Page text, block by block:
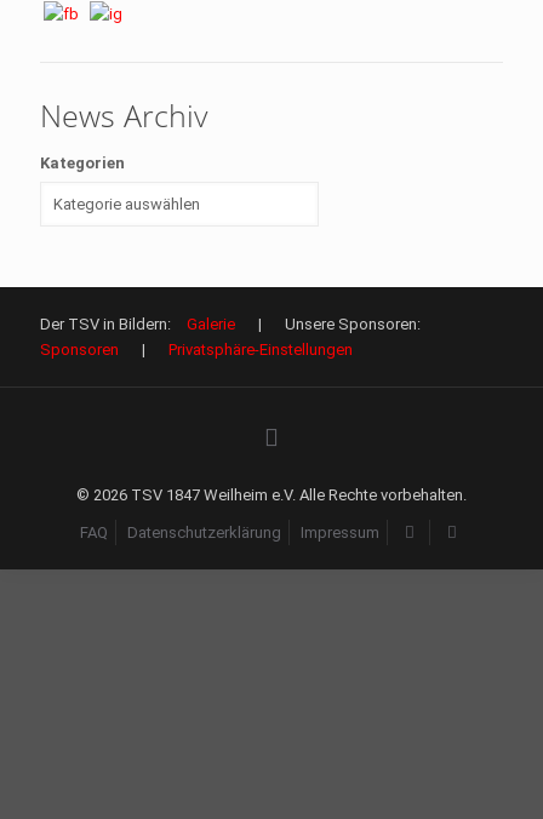
News Archiv
Kategorien
Der TSV in Bildern: Galerie | Unsere Sponsoren:
Sponsoren | Privatsphäre-Einstellungen
© 2026 TSV 1847 Weilheim e.V. Alle Rechte vorbehalten.
FAQ Datenschutzerklärung Impressum